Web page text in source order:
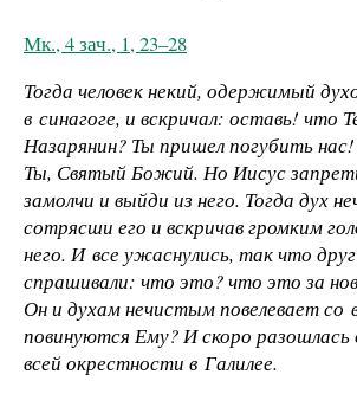
Мк., 4 зач., 1, 23–28
Тогда человек некий, одержимый
в синагоге, и вскричал: оставь! что
Назарянин? Ты пришел погубить
Ты, Святый Божий. Но Иисус
замолчи и выйди из него. Тогда дух
сотрясши его и вскричав громким
него. И все ужаснулись, так что
спрашивали: что это? что это за
Он и духам нечистым повелевает со
повинуются Ему? И скоро
всей окрестности в Галилее.